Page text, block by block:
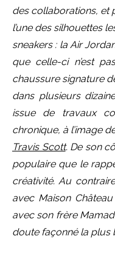
des collaborations, et
l’une des silhouettes
sneakers : la Air
que celle-ci n’est
chaussure signature
dans plusieurs
issue de travaux
chronique, à l’image
Travis Scott. De son
populaire que le
créativité. Au
avec Maison
avec son frère
doute façonné la plus